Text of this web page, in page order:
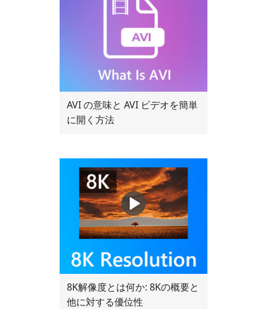
AVI の意味と AVI ビデオを簡単
に開く方法
8K解像度とは何か: 8Kの概要と
他に対する優位性